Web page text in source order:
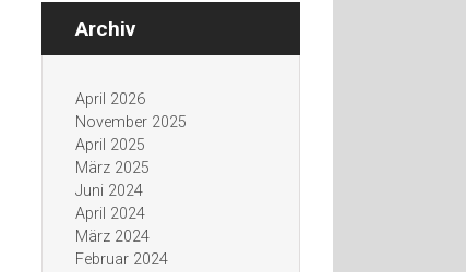
Archiv
April 2026
November 2025
April 2025
März 2025
Juni 2024
April 2024
März 2024
Februar 2024